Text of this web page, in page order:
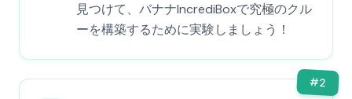
見つけて、バナナIncrediBoxで究極のクル
ーを構築するために実験しましょう！
#2